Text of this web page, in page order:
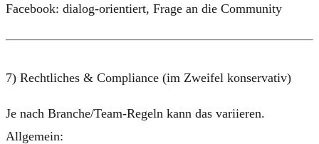
Facebook: dialog-orientiert, Frage an die Community
7) Rechtliches & Compliance (im Zweifel konservativ)
Je nach Branche/Team-Regeln kann das variieren.
Allgemein: